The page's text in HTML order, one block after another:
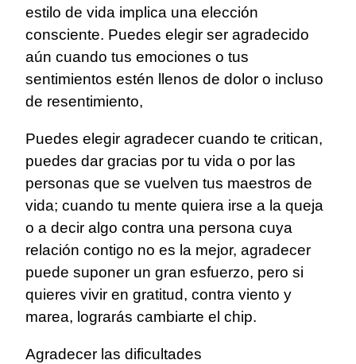
estilo de vida implica una elección
consciente. Puedes elegir ser agradecido
aún cuando tus emociones o tus
sentimientos estén llenos de dolor o incluso
de resentimiento,
Puedes elegir agradecer cuando te critican,
puedes dar gracias por tu vida o por las
personas que se vuelven tus maestros de
vida; cuando tu mente quiera irse a la queja
o a decir algo contra una persona cuya
relación contigo no es la mejor, agradecer
puede suponer un gran esfuerzo, pero si
quieres vivir en gratitud, contra viento y
marea, lograrás cambiarte el chip.
Agradecer las dificultades